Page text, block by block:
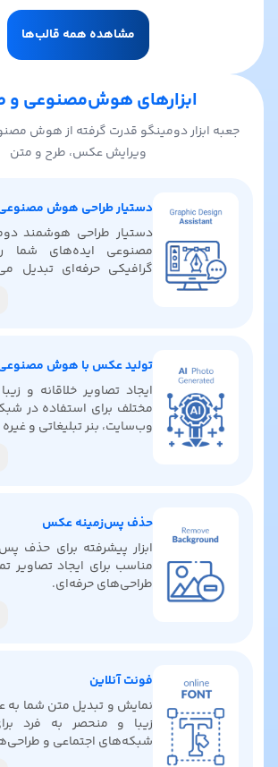
مشاهده همه قالب‌ها
ابزارهای هوش‌مصنوعی و
جعبه ابزار دومینگو قدرت گرفته از هوش
ویرایش عکس، طرح و متن
دستیار طراحی هوش
دستیار طراحی هوشمند
مصنوعی ایده‌های شما
گرافیکی حرفه‌ای تبدیل
تولید عکس با هوش
ایجاد تصاویر خلاقانه و
مختلف برای استفاده در
وب‌سایت، بنر تبلیغاتی و غیره
حذف پس‌زمینه عکس
ابزار پیشرفته برای حذف
مناسب برای ایجاد تصاویر
طراحی‌های حرفه‌ای.
فونت آنلاین
نمایش و تبدیل متن شما
زیبا و منحصر به فرد
شبکه‌های اجتماعی و